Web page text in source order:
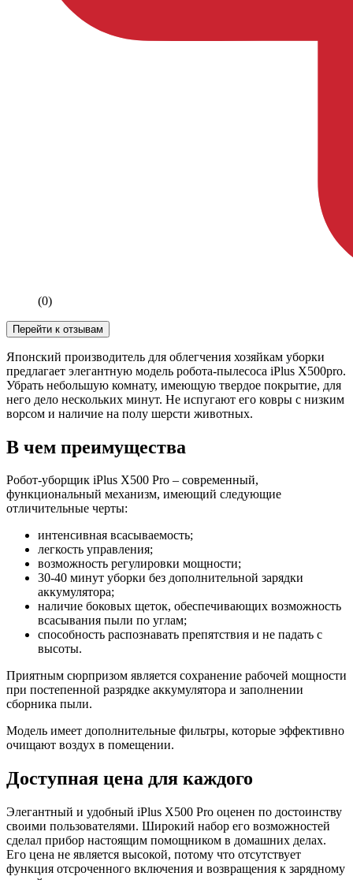
(0)
Перейти к отзывам
Японский производитель для облегчения хозяйкам уборки
предлагает элегантную модель робота-пылесоса iPlus X500pro.
Убрать небольшую комнату, имеющую твердое покрытие, для
него дело нескольких минут. Не испугают его ковры с низким
ворсом и наличие на полу шерсти животных.
В чем преимущества
Робот-уборщик iPlus X500 Pro – современный,
функциональный механизм, имеющий следующие
отличительные черты:
интенсивная всасываемость;
легкость управления;
возможность регулировки мощности;
30-40 минут уборки без дополнительной зарядки
аккумулятора;
наличие боковых щеток, обеспечивающих возможность
всасывания пыли по углам;
способность распознавать препятствия и не падать с
высоты.
Приятным сюрпризом является сохранение рабочей мощности
при постепенной разрядке аккумулятора и заполнении
сборника пыли.
Модель имеет дополнительные фильтры, которые эффективно
очищают воздух в помещении.
Доступная цена для каждого
Элегантный и удобный iPlus X500 Pro оценен по достоинству
своими пользователями. Широкий набор его возможностей
сделал прибор настоящим помощником в домашних делах.
Его цена не является высокой, потому что отсутствует
функция отсроченного включения и возвращения к зарядному